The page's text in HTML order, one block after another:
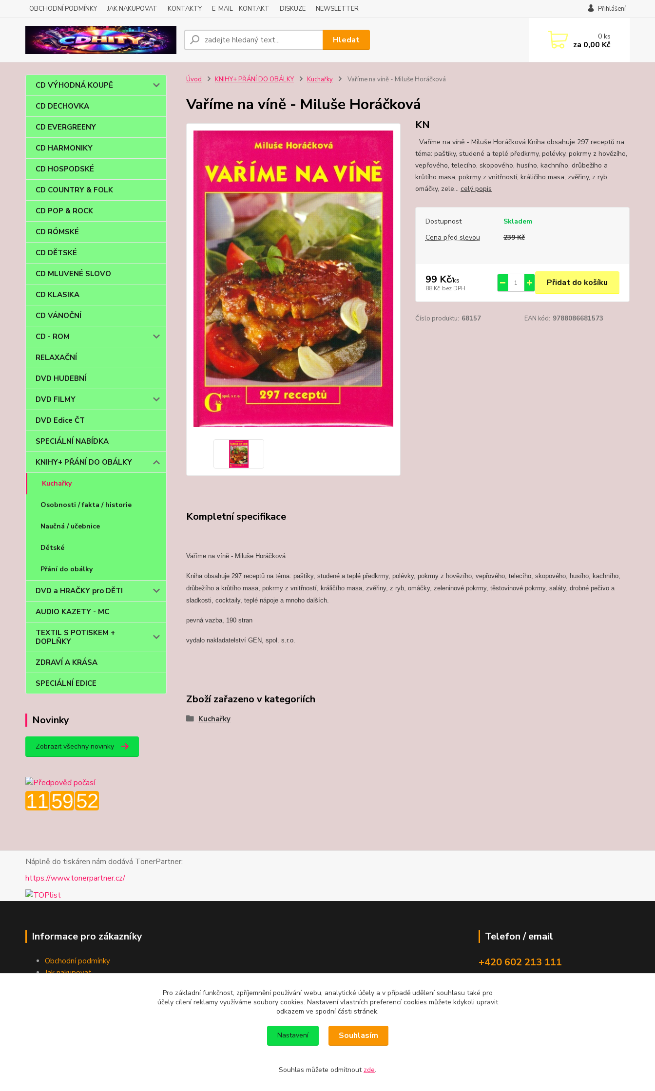
OBCHODNÍ PODMÍNKY JAK NAKUPOVAT KONTAKTY E-MAIL - KONTAKT DISKUZE NEWSLETTER Přihlášení
Hledat 0ks
za 0,00 Kč
CD VÝHODNÁ KOUPĚ
CD DECHOVKA
CD EVERGREENY
CD HARMONIKY
CD HOSPODSKÉ
CD COUNTRY & FOLK
CD POP & ROCK
CD RÓMSKÉ
CD DĚTSKÉ
CD MLUVENÉ SLOVO
CD KLASIKA
CD VÁNOČNÍ
CD - ROM
RELAXAČNÍ
DVD HUDEBNÍ
DVD FILMY
DVD Edice ČT
SPECIÁLNÍ NABÍDKA
KNIHY+ PŘÁNÍ DO OBÁLKY
Kuchařky
Osobnosti / fakta / historie
Naučná / učebnice
Dětské
Přání do obálky
DVD a HRAČKY pro DĚTI
AUDIO KAZETY - MC
TEXTIL S POTISKEM +
DOPLŇKY
ZDRAVÍ A KRÁSA
SPECIÁLNÍ EDICE
Novinky
Zobrazit všechny novinky
Úvod KNIHY+ PŘÁNÍ DO OBÁLKY Kuchařky Vaříme na víně - Miluše Horáčková
Vaříme na víně - Miluše Horáčková
KN
Vaříme na víně - Miluše Horáčková Kniha obsahuje 297 receptů na
téma: paštiky, studené a teplé předkrmy, polévky, pokrmy z hovězího,
vepřového, telecího, skopového, husího, kachního, drůbežího a
krůtího masa, pokrmy z vnitřností, králičího masa, zvěřiny, z ryb,
omáčky, zele... celý popis
Dostupnost
Skladem
Cena před slevou
239 Kč
99 Kč/ks
88 Kč bez DPH
Přidat do košíku
Číslo produktu: 68157 EAN kód: 9788086681573
Kompletní specifikace
Vaříme na víně -Miluše Horáčková
Kniha obsahuje 297 receptů na téma: paštiky, studené a teplé předkrmy, polévky, pokrmy z hovězího, vepřového, telecího, skopového, husího, kachního,
drůbežího a krůtího masa, pokrmy z vnitřností, králičího masa, zvěřiny, z ryb, omáčky, zeleninové pokrmy, těstovinové pokrmy, saláty, drobné pečivo a
sladkosti, cocktaily, teplé nápoje a mnoho dalších.
pevná vazba, 190 stran
vydalo nakladatelství GEN, spol. s.r.o.
Zboží zařazeno v kategoriích
Kuchařky
Náplně do tiskáren nám dodává TonerPartner:
https://www.tonerpartner.cz/
Informace pro zákazníky
Obchodní podmínky
Jak nakupovat
Telefon / email
+420 602 213 111
Pro základní funkčnost, zpříjemnění používání webu, analytické účely a v případě udělení souhlasu také pro
účely cílení reklamy využíváme soubory cookies. Nastavení vlastních preferencí cookies můžete kdykoli upravit
odkazem ve spodní části stránek.
Nastavení Souhlasím
Souhlas můžete odmítnout zde.